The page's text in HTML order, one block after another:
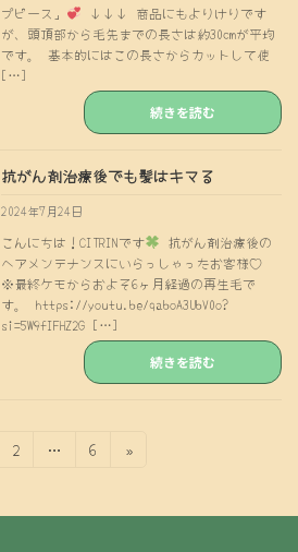
プピース」
↓↓↓ 商品にもよりけりです
が、頭頂部から毛先までの長さは約30cmが平均
です。 基本的にはこの長さからカットして使
[…]
続きを読む
抗がん剤治療後でも髪はキマる
2024年7月24日
こんにちは！CITRINです
抗がん剤治療後の
ヘアメンテナンスにいらっしゃったお客様♡
※最終ケモからおよそ6ヶ月経過の再生毛で
す。 https://youtu.be/qaboA3UbV0o?
si=5W9fIFHZ2G […]
続きを読む
固
ー
2 …
固
ー
6 »